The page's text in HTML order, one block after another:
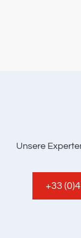
Unsere
+33